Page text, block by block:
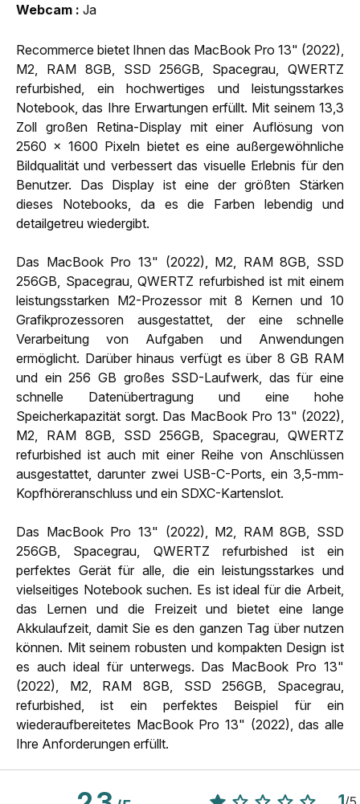
Webcam
Ja
Recommerce bietet Ihnen das MacBook Pro 13" (2022),
M2, RAM 8GB, SSD 256GB, Spacegrau, QWERTZ
refurbished, ein hochwertiges und leistungsstarkes
Notebook, das Ihre Erwartungen erfüllt. Mit seinem 13,3
Zoll großen Retina-Display mit einer Auflösung von
2560 x 1600 Pixeln bietet es eine außergewöhnliche
Bildqualität und verbessert das visuelle Erlebnis für den
Benutzer. Das Display ist eine der größten Stärken
dieses Notebooks, da es die Farben lebendig und
detailgetreu wiedergibt.
Das MacBook Pro 13" (2022), M2, RAM 8GB, SSD
256GB, Spacegrau, QWERTZ refurbished ist mit einem
leistungsstarken M2-Prozessor mit 8 Kernen und 10
Grafikprozessoren ausgestattet, der eine schnelle
Verarbeitung von Aufgaben und Anwendungen
ermöglicht. Darüber hinaus verfügt es über 8 GB RAM
und ein 256 GB großes SSD-Laufwerk, das für eine
schnelle Datenübertragung und eine hohe
Speicherkapazität sorgt. Das MacBook Pro 13" (2022),
M2, RAM 8GB, SSD 256GB, Spacegrau, QWERTZ
refurbished ist auch mit einer Reihe von Anschlüssen
ausgestattet, darunter zwei USB-C-Ports, ein 3,5-mm-
Kopfhöreranschluss und ein SDXC-Kartenslot.
Das MacBook Pro 13" (2022), M2, RAM 8GB, SSD
256GB, Spacegrau, QWERTZ refurbished ist ein
perfektes Gerät für alle, die ein leistungsstarkes und
vielseitiges Notebook suchen. Es ist ideal für die Arbeit,
das Lernen und die Freizeit und bietet eine lange
Akkulaufzeit, damit Sie es den ganzen Tag über nutzen
können. Mit seinem robusten und kompakten Design ist
es auch ideal für unterwegs. Das MacBook Pro 13"
(2022), M2, RAM 8GB, SSD 256GB, Spacegrau,
refurbished, ist ein perfektes Beispiel für ein
wiederaufbereitetes MacBook Pro 13" (2022), das alle
Ihre Anforderungen erfüllt.